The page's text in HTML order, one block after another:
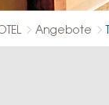
Angebote